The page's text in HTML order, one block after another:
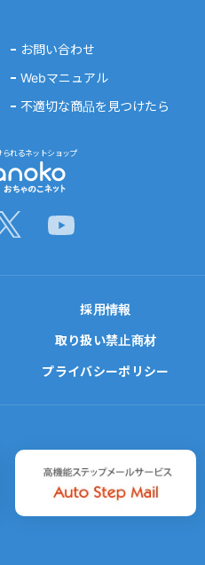
れるネットショップ
お問い合わせ
Webマニュアル
不適切な商品を見つけたら
採用情報
取り扱い禁止商材
プライバシーポリシー